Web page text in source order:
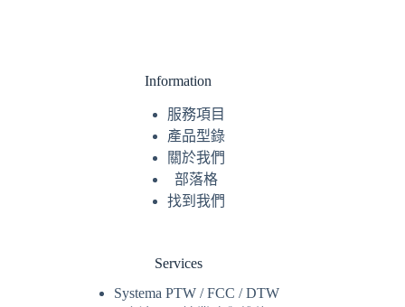
Information
服務項目
產品型錄
關於我們
部落格
找到我們
Services
Systema PTW / FCC / DTW